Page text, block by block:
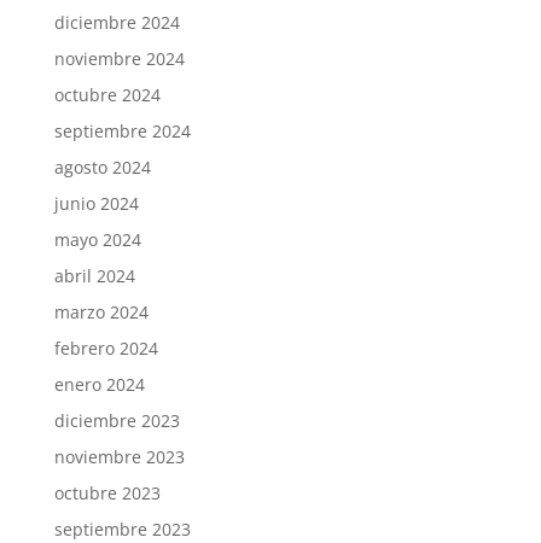
diciembre 2024
noviembre 2024
octubre 2024
septiembre 2024
agosto 2024
junio 2024
mayo 2024
abril 2024
marzo 2024
febrero 2024
enero 2024
diciembre 2023
noviembre 2023
octubre 2023
septiembre 2023